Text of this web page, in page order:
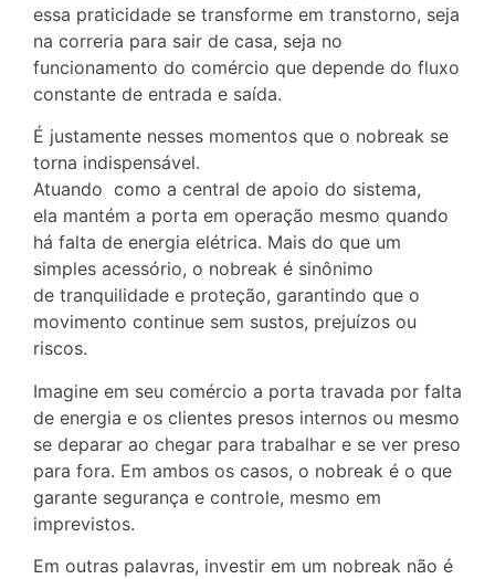
essa praticidade se transforme em transtorno, seja
na correria para sair de casa, seja no
funcionamento do comércio que depende do fluxo
constante de entrada e saída.
É justamente nesses momentos que o nobreak se
torna indispensável.
Atuando como a central de apoio do sistema,
ela mantém a porta em operação mesmo quando
há falta de energia elétrica. Mais do que um
simples acessório, o nobreak é sinônimo
de tranquilidade e proteção, garantindo que o
movimento continue sem sustos, prejuízos ou
riscos.
Imagine em seu comércio a porta travada por falta
de energia e os clientes presos internos ou mesmo
se deparar ao chegar para trabalhar e se ver preso
para fora. Em ambos os casos, o nobreak é o que
garante segurança e controle, mesmo em
imprevistos.
Em outras palavras, investir em um nobreak não é